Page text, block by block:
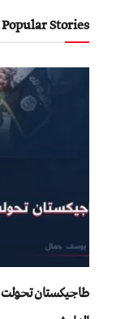
Popular Stories
طاجيكستان تحولت